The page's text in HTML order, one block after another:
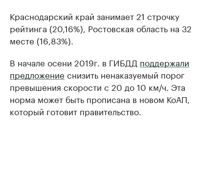
Краснодарский край занимает 21 строчку
рейтинга (20,16%), Ростовская область на 32
месте (16,83%).
В начале осени 2019г. в ГИБДД поддержали
предложение снизить ненаказуемый порог
превышения скорости с 20 до 10 км/ч. Эта
норма может быть прописана в новом КоАП,
который готовит правительство.